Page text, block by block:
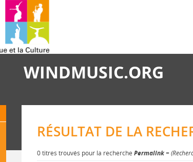
WINDMUSIC.ORG
RÉSULTAT DE LA
0 titres trouvés pour la recherche Permalink=